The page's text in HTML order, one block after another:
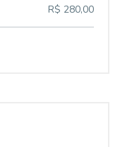
R$ 280,00